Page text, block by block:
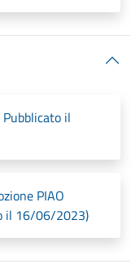
il
PIAO
il 16/06/2023)